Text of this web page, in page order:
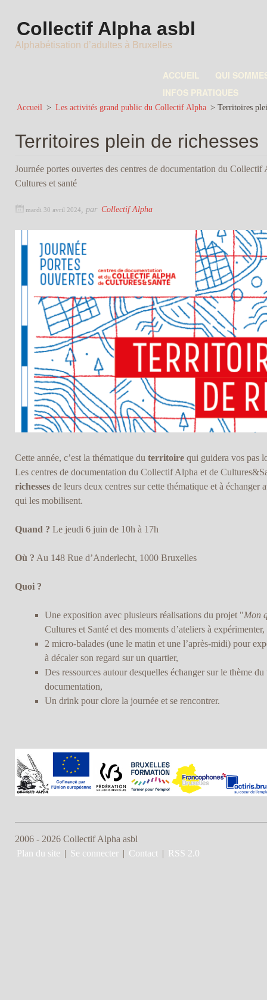
Collectif Alpha asbl
Alphabétisation d’adultes à Bruxelles
ACCUEIL
QUI
INFOS PRATIQUES
Accueil > Les activités grand public du Collectif Alpha > Territoires
Territoires plein de richesses
Journée portes ouvertes des centres de documentation du Collectif
Cultures et santé
mardi 30 avril 2024 par Collectif Alpha
Cette année, c’est la thématique du territoire qui guidera vos pas
Les centres de documentation du Collectif Alpha et de
richesses de leurs deux centres sur cette thématique et à échanger
qui les mobilisent.
Quand ? Le jeudi 6 juin de 10h à 17h
Où ? Au 148 Rue d’Anderlecht, 1000 Bruxelles
Quoi ?
Une exposition avec plusieurs réalisations du projet "Mon
Cultures et Santé et des moments d’ateliers à expérimenter,
2 micro-balades (une le matin et une l’après-midi) pour
à décaler son regard sur un quartier,
Des ressources autour desquelles échanger sur le thème
documentation,
Un drink pour clore la journée et se rencontrer.
2006 - 2026 Collectif Alpha asbl
Plan du site | Se connecter | Contact | RSS 2.0